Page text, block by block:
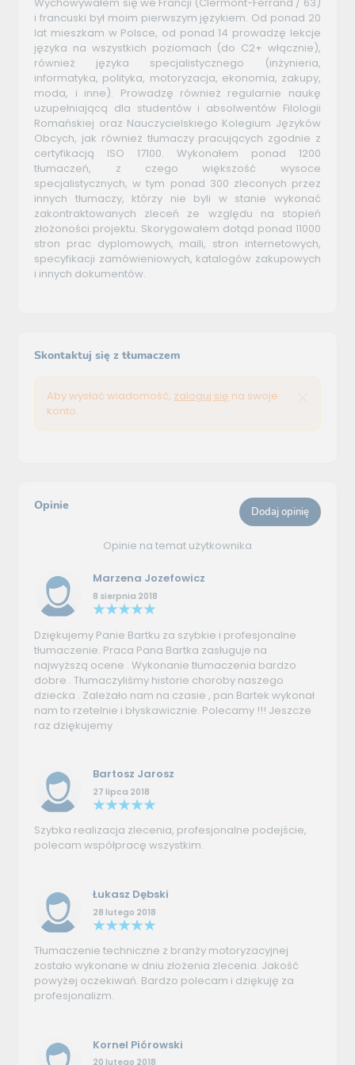
i francuski był moim pierwszym językiem. Od ponad 20
lat mieszkam w Polsce, od ponad 14 prowadzę lekcje
języka na wszystkich poziomach (do C2+ włącznie),
również języka specjalistycznego (inżynieria,
informatyka, polityka, motoryzacja, ekonomia, zakupy,
moda, i inne). Prowadzę również regularnie naukę
uzupełniającą dla studentów i absolwentów Filologii
Romańskiej oraz Nauczycielskiego Kolegium Języków
Obcych, jak również tłumaczy pracujących zgodnie z
certyfikacją ISO 17100. Wykonałem ponad 1200
tłumaczeń, z czego większość wysoce
specjalistycznych, w tym ponad 300 zleconych przez
innych tłumaczy, którzy nie byli w stanie wykonać
zakontraktowanych zleceń ze względu na stopień
złożoności projektu. Skorygowałem dotąd ponad 11000
stron prac dyplomowych, maili, stron internetowych,
specyfikacji zamówieniowych, katalogów zakupowych
i innych dokumentów.
Skontaktuj się z tłumaczem
Aby wysłać wiadomość, zaloguj się na swoje
konto.
Opinie Dodaj opinię
Opinie na temat użytkownika
Marzena Jozefowicz
8 sierpnia 2018
Dziękujemy Panie Bartku za szybkie i profesjonalne
tłumaczenie. Praca Pana Bartka zasługuje na
najwyższą ocene . Wykonanie tłumaczenia bardzo
dobre . Tłumaczyliśmy historie choroby naszego
dziecka . Zależało nam na czasie , pan Bartek wykonał
nam to rzetelnie i błyskawicznie. Polecamy !!! Jeszcze
raz dziękujemy
Bartosz Jarosz
27 lipca 2018
Szybka realizacja zlecenia, profesjonalne podejście,
polecam współpracę wszystkim.
Łukasz Dębski
28 lutego 2018
Tłumaczenie techniczne z branży motoryzacyjnej
zostało wykonane w dniu złożenia zlecenia. Jakość
powyżej oczekiwań. Bardzo polecam i dziękuję za
profesjonalizm.
Kornel Piórowski
20 lutego 2018